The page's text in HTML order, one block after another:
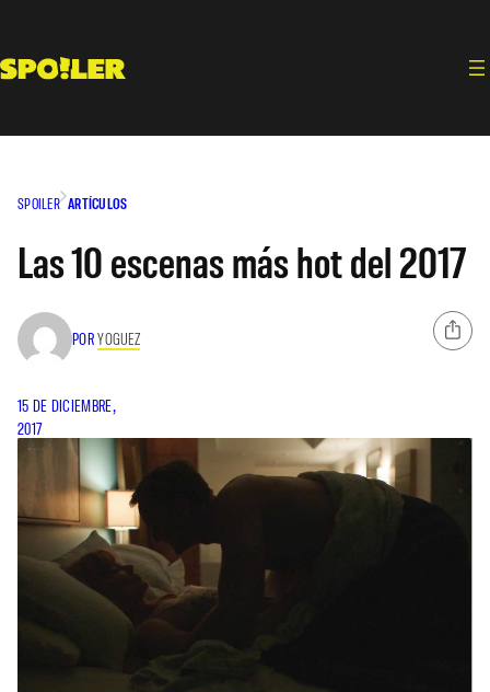
contenido
SPOILER ARTÍCULOS
Las 10 escenas más hot del 2017
PORYOGUEZ
15 DE DICIEMBRE,
2017